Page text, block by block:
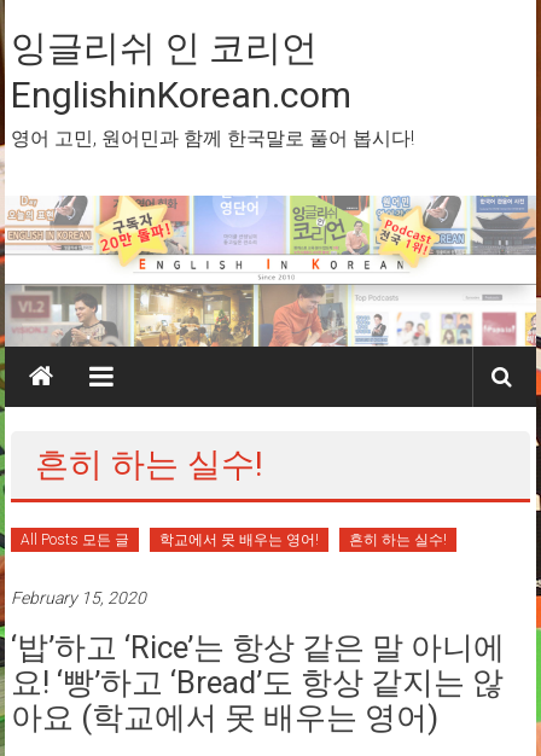
Skip
to
content
잉글리쉬 인 코리언
EnglishinKorean.com
영어 고민, 원어민과 함께 한국말로 풀어 봅시다!
흔히 하는 실수!
All Posts 모든 글 학교에서 못 배우는 영어! 흔히 하는 실수!
February 15, 2020
‘밥’하고 ‘rice’는 항상 같은 말 아니에
요! ‘빵’하고 ‘bread’도 항상 같지는 않
아요 (학교에서 못 배우는 영어)